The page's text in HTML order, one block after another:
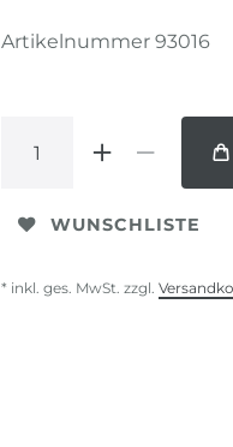
Artikelnummer 93016
WUNSCHLISTE
* inkl. ges. MwSt. zzgl.